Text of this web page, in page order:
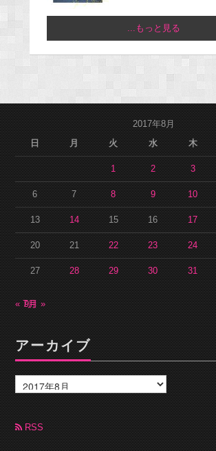
...もっと見る
2017年8月
日
月 火 水 木
1 2 3
6 7 8 9 10
13 14 15 16 17
20 21 22 23 24
27 28 29 30 31
« 7月9月 »
アーカイブ
ー
カ
ブ RSS